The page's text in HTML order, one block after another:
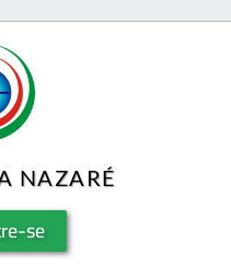
NAZARÉ
se